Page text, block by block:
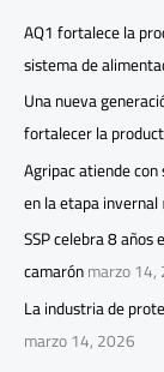
AQ1 fortalece la
sistema de
Una nueva
fortalecer la
Agripac atiende
en la etapa invernal
SSP celebra 8
camarónmarzo
La industria de
marzo 14, 2026